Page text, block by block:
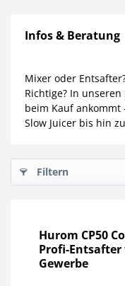
Infos & Beratung
Mixer oder
Richtige? In
beim Kauf
Slow Juicer bis hin
Filtern
Hurom CP50
Profi-
Gewerbe